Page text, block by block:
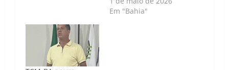
Em "Bahia"